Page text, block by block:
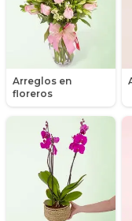
Arreglos en
floreros